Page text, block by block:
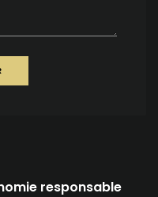
responsable